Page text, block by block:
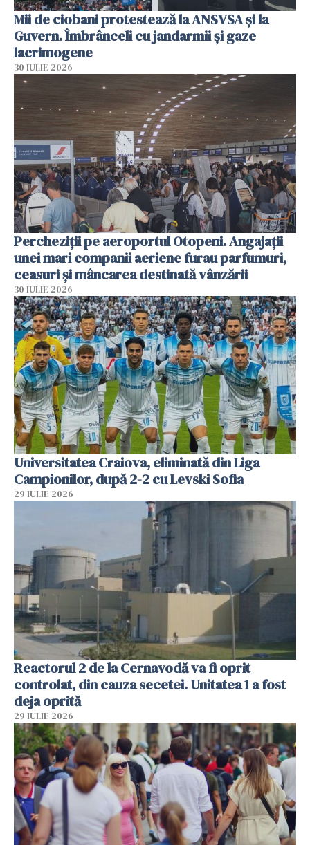
Mii de ciobani protestează la ANSVSA și la
Guvern. Îmbrânceli cu jandarmii și gaze
lacrimogene
30 IULIE 2026
Percheziții pe aeroportul Otopeni. Angajații
unei mari companii aeriene furau parfumuri,
ceasuri și mâncarea destinată vânzării
30 IULIE 2026
Universitatea Craiova, eliminată din Liga
Campionilor, după 2-2 cu Levski Sofia
29 IULIE 2026
Reactorul 2 de la Cernavodă va fi oprit
controlat, din cauza secetei. Unitatea 1 a fost
deja oprită
29 IULIE 2026